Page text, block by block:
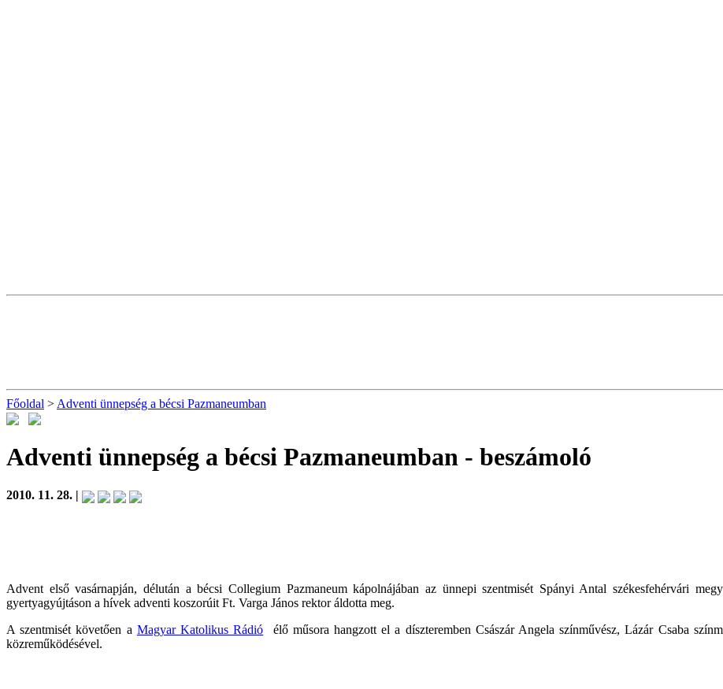
Főoldal > Adventi ünnepség a bécsi Pazmaneumban
Adventi ünnepség a bécsi Pazmaneumban - beszámoló
2010. 11. 28. |
Advent első vasárnapján, délután a bécsi Collegium Pazmaneum kápolnájában az ünnepi szentmisét Spányi Antal székesfehérvári
gyertyagyújtáson a hívek adventi koszorúit Ft. Varga János rektor áldotta meg.
A szentmisét követően a Magyar Katolikus Rádió élő műsora hangzott el a díszteremben Császár Angela színművész, Lázár Csaba
közreműködésével.